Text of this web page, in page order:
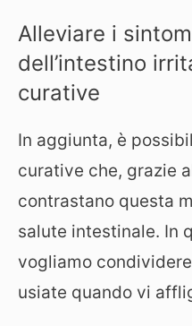
Alleviare i
dell’intestino
curative
In aggiunta, è
curative che, grazie
contrastano questa
salute intestinale. In
vogliamo
usiate quando vi